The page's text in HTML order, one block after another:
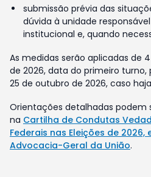
submissão prévia das
dúvida à unidade
institucional e, quando
As medidas serão aplicadas de
de 2026, data do primeiro
25 de outubro de 2026, caso
Orientações detalhadas podem
na Cartilha de Condutas
Federais nas Eleições de
Advocacia-Geral da União.